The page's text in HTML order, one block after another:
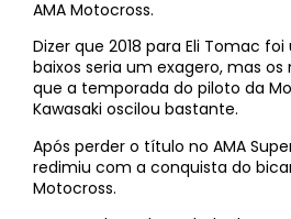
AMA Motocross.
Dizer que 2018 para Eli Tomac
baixos seria um exagero, mas
que a temporada do piloto da
Kawasaki oscilou bastante.
Após perder o título no AMA
redimiu com a conquista do
Motocross.